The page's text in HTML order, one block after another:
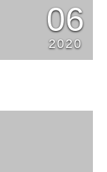
06
2020